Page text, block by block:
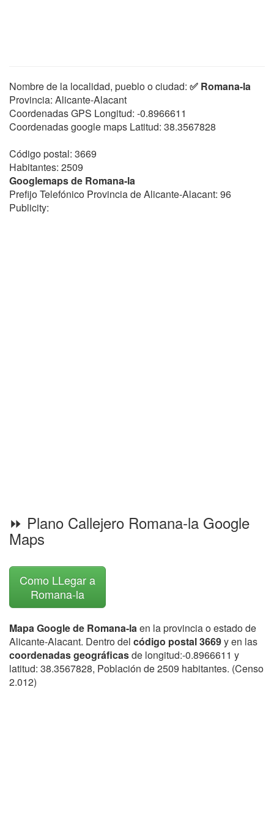
Nombre de la localidad, pueblo o ciudad: ✅ Romana-la
Provincia: Alicante-Alacant
Coordenadas GPS Longitud: -0.8966611
Coordenadas google maps Latitud: 38.3567828
Código postal: 3669
Habitantes: 2509
Googlemaps de Romana-la
Prefijo Telefónico Provincia de Alicante-Alacant: 96
Publicity:
⏩ Plano Callejero Romana-la Google
Maps
Como LLegar a
Romana-la
Mapa Google de Romana-laen la provincia o estado de
Alicante-Alacant. Dentro del código postal 3669y en las
coordenadas geográficasde longitud:-0.8966611 y
latitud: 38.3567828, Población de 2509 habitantes. (Censo
2.012)